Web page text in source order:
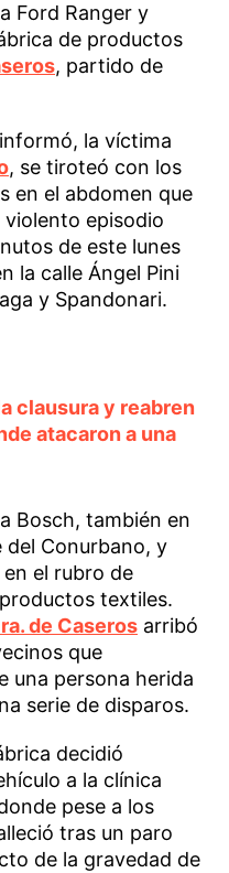
Ford Ranger y
de productos
, partido de
la víctima
, se tiroteó con los
en el abdomen que
episodio
de este lunes
la calle Ángel Pini
y Spandonari.
clausura y reabren
atacaron a una
Bosch, también en
Conurbano, y
el rubro de
textiles.
de Caseros arribó
que
una persona herida
serie de disparos.
decidió
a la clínica
pese a los
tras un paro
de la gravedad de